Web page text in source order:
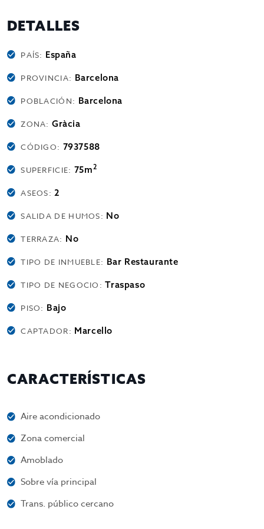
DETALLES
PAÍS: España
PROVINCIA: Barcelona
POBLACIÓN: Barcelona
ZONA:Gràcia
CÓDIGO: 7937588
SUPERFICIE: 75m2
ASEOS:2
SALIDA DE HUMOS: No
TERRAZA: No
TIPO DE INMUEBLE: Bar Restaurante
TIPO DE NEGOCIO:Traspaso
PISO: Bajo
CAPTADOR: Marcello
CARACTERÍSTICAS
Aire acondicionado
Zona comercial
Amoblado
Sobre vía principal
Trans. público cercano